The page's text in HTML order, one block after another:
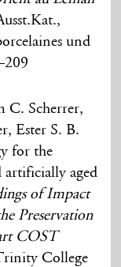
und
C. Scherrer,
Ester S. B.
for the
artificially aged
of Impact
Preservation
COST
College